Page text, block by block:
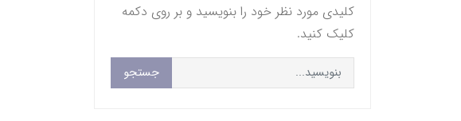
کلیدی مورد نظر خود را بنویسید و بر روی دکمه
کلیک کنید.
جستجو